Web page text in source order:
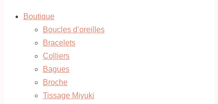
Boutique
Boucles d’oreilles
Bracelets
Colliers
Bagues
Broche
Tissage Miyuki